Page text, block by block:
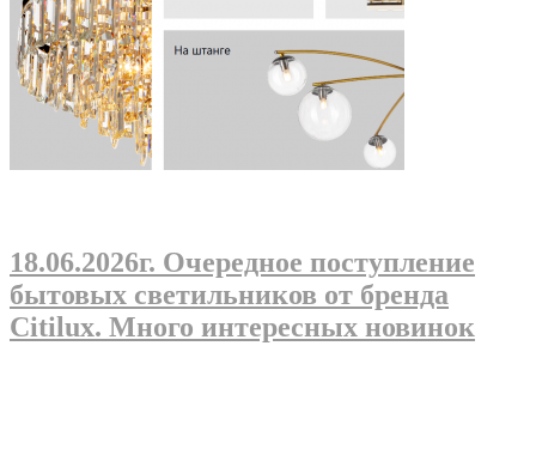
18.06.2026г. Очередное поступление
бытовых светильников от бренда
Citilux. Много интересных новинок